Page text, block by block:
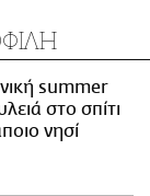
summer
στο σπίτι
νησί